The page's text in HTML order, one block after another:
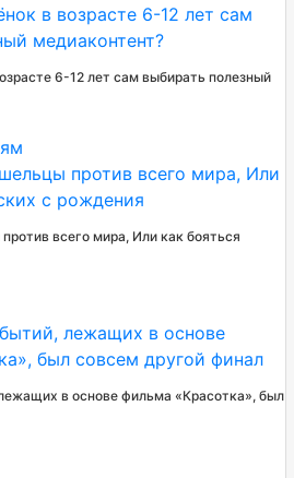
6-12 лет сам выбирать полезный
всего мира, Или как бояться
в основе фильма «Красотка», был